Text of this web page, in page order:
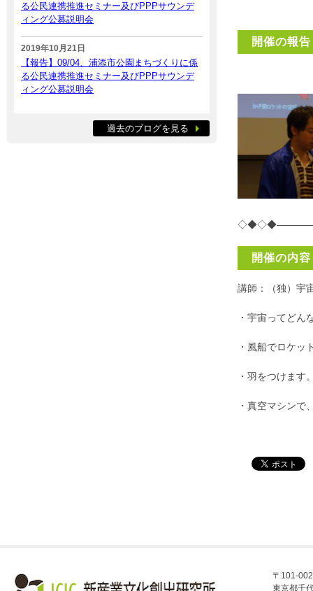
開催の報告
開催の内容
講師：（独）宇
・宇宙ってどん
・風船でロケッ
・羽をつけます
・真空マシンで
る公民連携推進セミナー及びPPPサウンデ
ィング公募説明会
2019年10月21日
【報告】09/04、浦添市公園まちづくりに係
る公民連携推進セミナー及びPPPサウンデ
ィング公募説明会
過去のブログを見る
〒101-
東京都千